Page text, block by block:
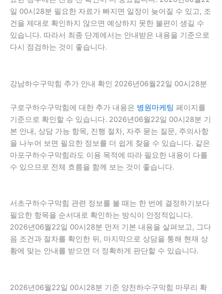
일 00시28분 필요한 자료가 빠지면 일정이 늦어질 수 있고, 조
건을 제대로 확인하지 않으면 예상하지 못한 불편이 생길 수
있습니다. 따라서 최종 단계에서는 안내받은 내용을 기준으로
다시 점검하는 것이 좋습니다.
강남하수구막힘 추가 안내 확인 2026년06월22일 00시28분
구로구하수구막힘에 대한 추가 내용은 병원마케팅 페이지를
기준으로 확인할 수 있습니다. 2026년06월22일 00시28분 기
본 안내, 상담 가능 항목, 진행 절차, 자주 묻는 질문, 주의사항
을 나누어 보면 필요한 정보를 더 쉽게 찾을 수 있습니다. 같은
마포구하수구막힘라도 이용 목적에 따라 필요한 내용이 다를
수 있으므로 전체 흐름을 함께 보는 것이 좋습니다.
서초구하수구막힘 관련 정보를 볼 때는 한 번에 결정하기보다
필요한 항목을 순서대로 확인하는 방식이 안정적입니다.
2026년06월22일 00시28분 먼저 기본 내용을 살펴보고, 그다
음 조건과 절차를 확인한 뒤, 마지막으로 상담을 통해 현재 상
황에 맞는 안내를 받으면 더 정확하게 판단할 수 있습니다.
2026년06월22일 00시28분 기준 양천하수구막힘 마무리 확